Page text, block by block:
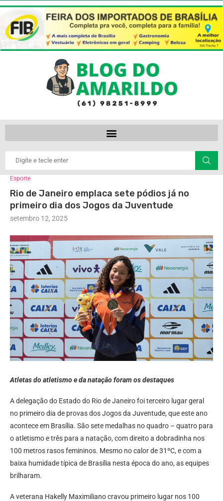
Esporte
Rio de Janeiro emplaca sete pódios já no
primeiro dia dos Jogos da Juventude
setembro 12, 2025
Atletas do atletismo e da natação foram os destaques
A delegação do Estado do Rio de Janeiro foi terceiro lugar geral
no primeiro dia de provas dos Jogos da Juventude, que este ano
acontece em Brasília. São sete medalhas no quadro – quatro para
o atletismo e três para a natação, com direito a dobradinha nos
100 metros rasos femininos. Mesmo no calor de 31ºC, e com a
baixa humidade típica de Brasília nesta época do ano, as equipes
brilharam.
A veterana Hakelly Maximiliano cravou primeiro lugar nos 100